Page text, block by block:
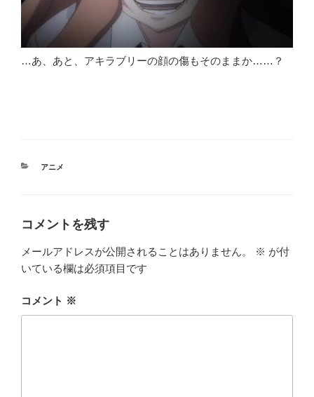
…あ、あと、アキラブリーの顔の傷もそのままか……？
カ
アニメ
コメントを残す
メールアドレスが公開されることはありません。 ※ が付
いている欄は必須項目です
コメント ※